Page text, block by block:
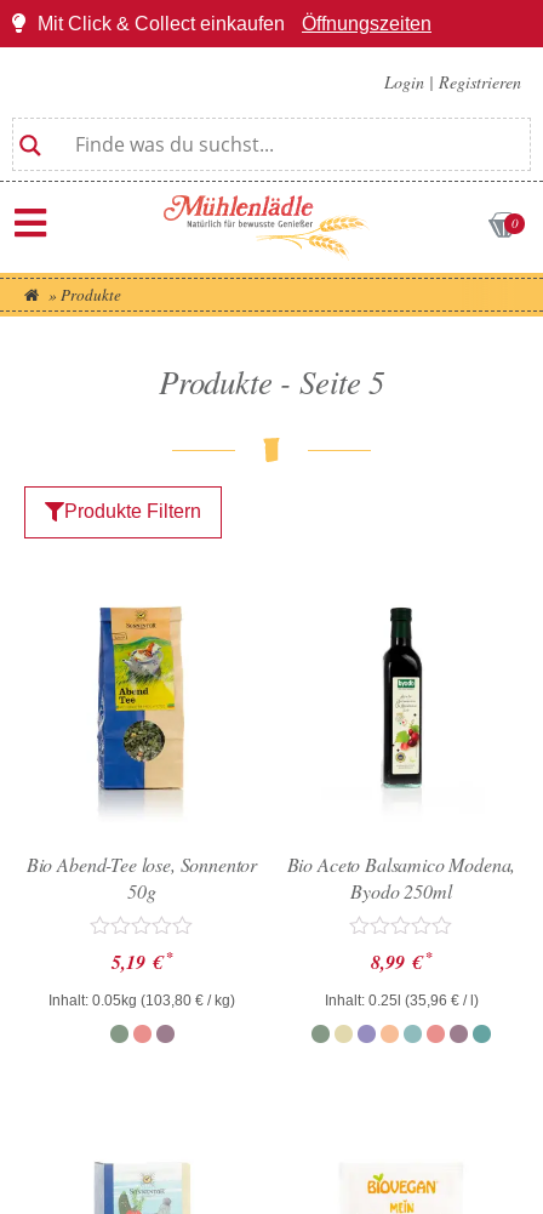
Mit Click & Collect einkaufen Öffnungszeiten
Login | Registrieren
0
» Produkte
Produkte - Seite 5
Produkte Filtern
Bio Abend-Tee lose, Sonnentor
50g
Bewertet
mit
0
von
5,19 € *
Inhalt: 0.05kg (103,80 € / kg)
Bio Aceto Balsamico Modena,
Byodo 250ml
Bewertet
mit
0
von
5
8,99 € *
Inhalt: 0.25l (35,96 €/ l)